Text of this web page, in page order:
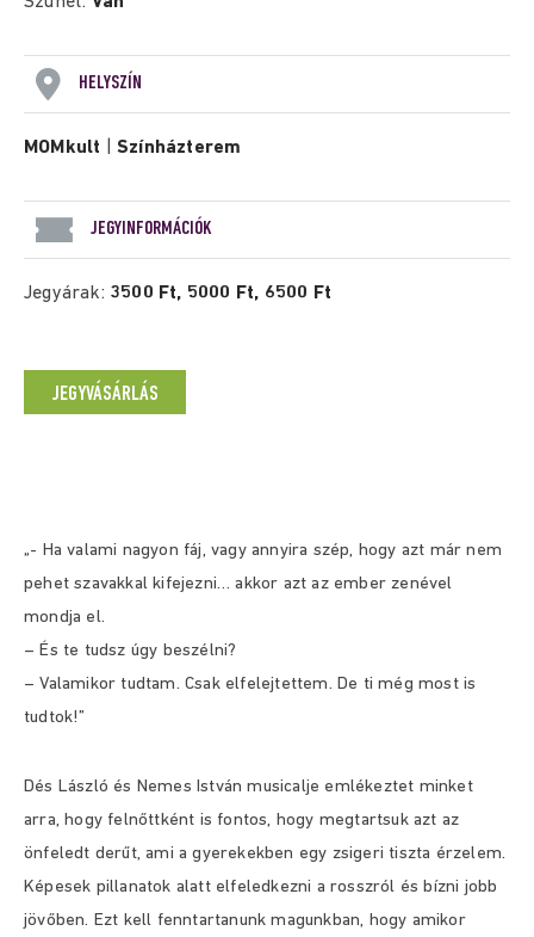
HELYSZÍN
MOMkult |Színházterem
JEGYINFORMÁCIÓK
Jegyárak: 3500 Ft, 5000 Ft, 6500 Ft
JEGYVÁSÁRLÁS
„- Ha valami nagyon fáj, vagy annyira szép, hogy azt már nem
pehet szavakkal kifejezni… akkor azt az ember zenével
mondja el.
– És te tudsz úgy beszélni?
– Valamikor tudtam. Csak elfelejtettem. De ti még most is
tudtok!”
Dés László és Nemes István musicalje emlékeztet minket
arra, hogy felnőttként is fontos, hogy megtartsuk azt az
önfeledt derűt, ami a gyerekekben egy zsigeri tiszta érzelem.
Képesek pillanatok alatt elfeledkezni a rosszról és bízni jobb
jövőben. Ezt kell fenntartanunk magunkban, hogy amikor